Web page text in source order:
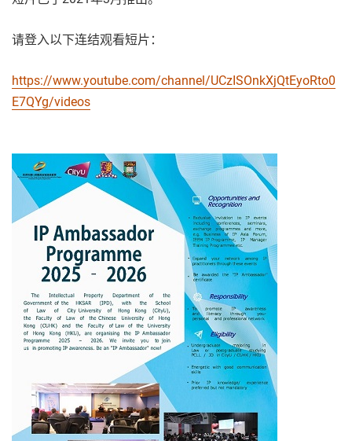
请登入以下连结观看短片：
https://www.youtube.com/channel/UCzISOnkXjQtEyoRto0
E7QYg/videos